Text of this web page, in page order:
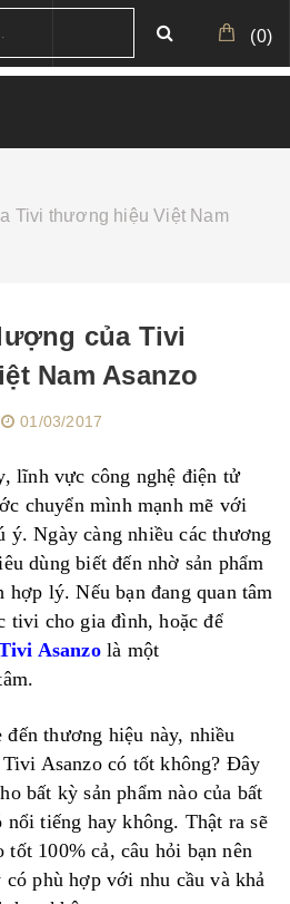
(0)
CẤU HÌNH MẪU
Tivi thương hiệu Việt Nam
của Tivi
Nam Asanzo
01/03/2017
lĩnh vực công nghệ điện tử
chuyển mình mạnh mẽ với
ý. Ngày càng nhiều các thương
dùng biết đến nhờ sản phẩm
hợp lý. Nếu bạn đang quan tâm
tivi cho gia đình, hoặc để
Asanzolà một
thương hiệu này, nhiều
Asanzo có tốt không? Đây
bất kỳ sản phẩm nào của bất
nổi tiếng hay không. Thật ra sẽ
tốt 100% cả, câu hỏi bạn nên
có phù hợp với nhu cầu và khả